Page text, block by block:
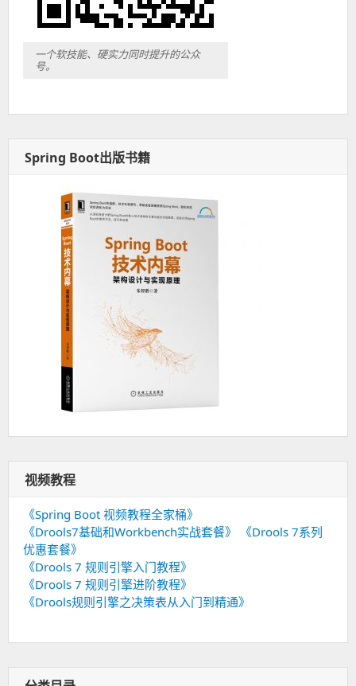
一个软技能、硬实力同时提升的公众
号。
Spring Boot出版书籍
视频教程
《Spring Boot 视频教程全家桶》
《Drools7基础和Workbench实战套餐》
《Drools 7系列
优惠套餐》
《Drools 7 规则引擎入门教程》
《Drools 7 规则引擎进阶教程》
《Drools规则引擎之决策表从入门到精通》